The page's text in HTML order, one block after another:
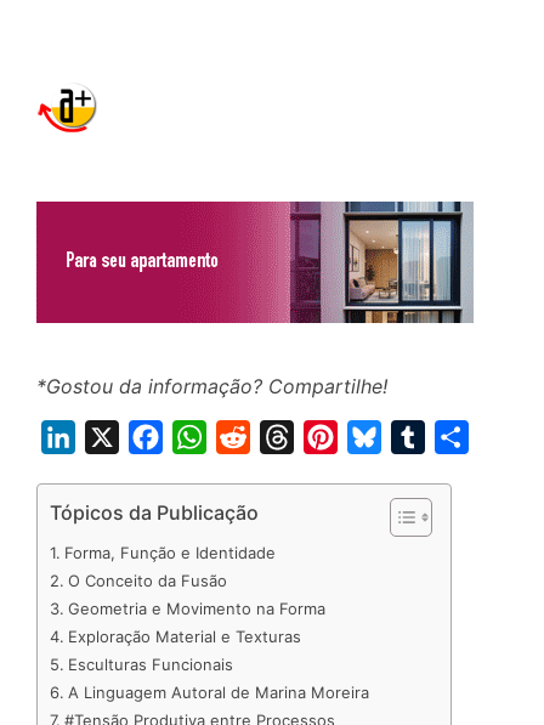
*Gostou da informação? Compartilhe!
n
e
d
I
n
c
b
o
o
k
W
a
s
A
p
p
d
d
s
u
e
m
b
Tópicos da Publicação
Forma, Função e Identidade
O Conceito da Fusão
Geometria e Movimento na Forma
Exploração Material e Texturas
Esculturas Funcionais
A Linguagem Autoral de Marina Moreira
#Tensão Produtiva entre Processos